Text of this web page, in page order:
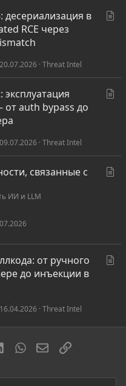
я
десериализация в
RCE через
Threat Intel
20.07.2026
я
эксплуатация
auth bypass до
Threat Intel
09.07.2026
связанные с
ИИ и LLM
я
от ручного
до инъекции в
Threat Intel
16.04.2026
LinkedInWhatsAppЭлектронная
Ссылка